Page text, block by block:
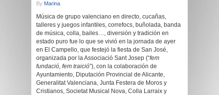
By Marina
Música de grupo valenciano en directo, cucañas,
talleres y juegos infantiles, correfocs, buñolada, banda
de música, colla, bailes…, diversión y tradición en
estado puro fue lo que se vivió en la jornada de ayer
en El Campello, que festejó la fiesta de San José,
organizada por la Associació Sant Josep (“fem
fundació, fem traició”), con la colaboración de
Ayuntamiento, Diputación Provincial de Alicante,
Generalitat Valenciana, Junta Festera de Moros y
Cristianos, Societat Musical Nova, Colla Larraix y